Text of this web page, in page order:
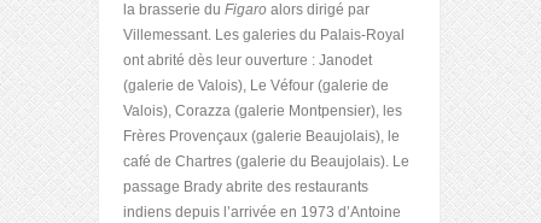
la brasserie du Figaro alors dirigé par
Villemessant. Les galeries du Palais-Royal
ont abrité dès leur ouverture : Janodet
(galerie de Valois), Le Véfour (galerie de
Valois), Corazza (galerie Montpensier), les
Frères Provençaux (galerie Beaujolais), le
café de Chartres (galerie du Beaujolais). Le
passage Brady abrite des restaurants
indiens depuis l’arrivée en 1973 d’Antoine